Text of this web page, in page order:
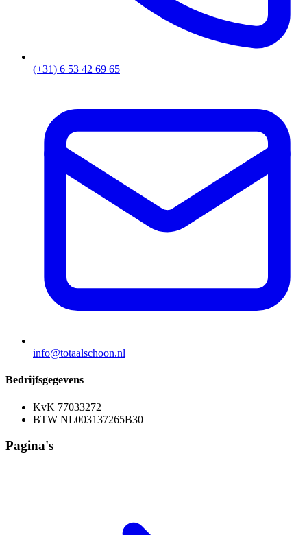
(+31) 6 53 42 69 65
info@totaalschoon.nl
Bedrijfsgegevens
KvK 77033272
BTW NL003137265B30
Pagina's